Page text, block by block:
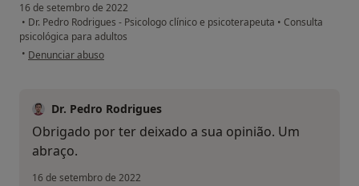
16 de setembro de 2022
• Dr. Pedro Rodrigues - Psicologo clínico e psicoterapeuta • Consulta
psicológica para adultos
• na opinião do utilizador L.A.
Denunciar abuso
Dr. Pedro Rodrigues
Obrigado por ter deixado a sua opinião. Um
abraço.
16 de setembro de 2022